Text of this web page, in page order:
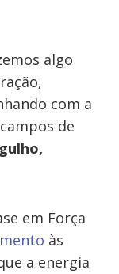
algo
com a
de
em Força
às
a energia